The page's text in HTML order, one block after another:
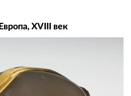
XVIII век